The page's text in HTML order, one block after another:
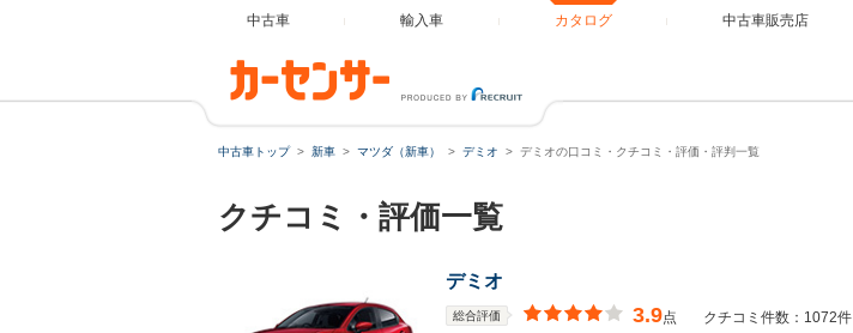
中古車 輸入車 カタログ 中古車販売店
中古車トップ 新車 マツダ（新車） デミオ デミオの口コミ・クチコミ・評価・評判一覧
クチコミ・評価一覧
デミオ
総合評価 3.9点
クチコミ件数：1072件